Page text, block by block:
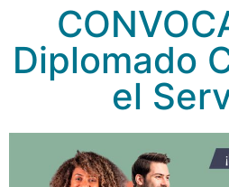
Diplomado
el